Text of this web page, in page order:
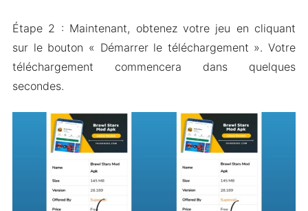
Étape 2 : Maintenant, obtenez votre jeu en cliquant
sur le bouton « Démarrer le téléchargement ». Votre
téléchargement commencera dans quelques
secondes.